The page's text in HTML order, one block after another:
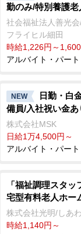
勤のみ/特別養護老
社会福祉法人善光
フライヒル細田
時給1,226円～
アルバイト・パー
NEW
日勤・白
備員/入社祝い金
株式会社MSK
日給1万4,500円～
アルバイト・パー
「福祉調理スタ
宅型有料老人ホー
株式会社光明/しあ
時給1,140円～